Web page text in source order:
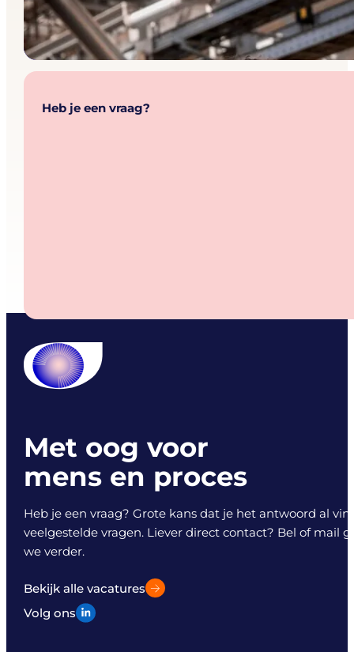
Heb je een vraag?
Met oog voor
mens en proces
Heb je een vraag? Grote kans dat je het antwoord al
veelgestelde vragen. Liever direct contact? Bel of mail
we verder.
Bekijk alle vacatures
Volg ons